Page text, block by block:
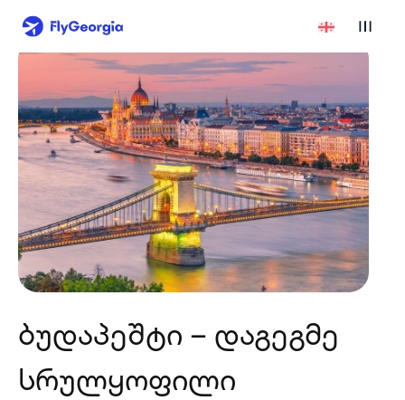
ბუდაპეშტი – დაგეგმე
სრულყოფილი